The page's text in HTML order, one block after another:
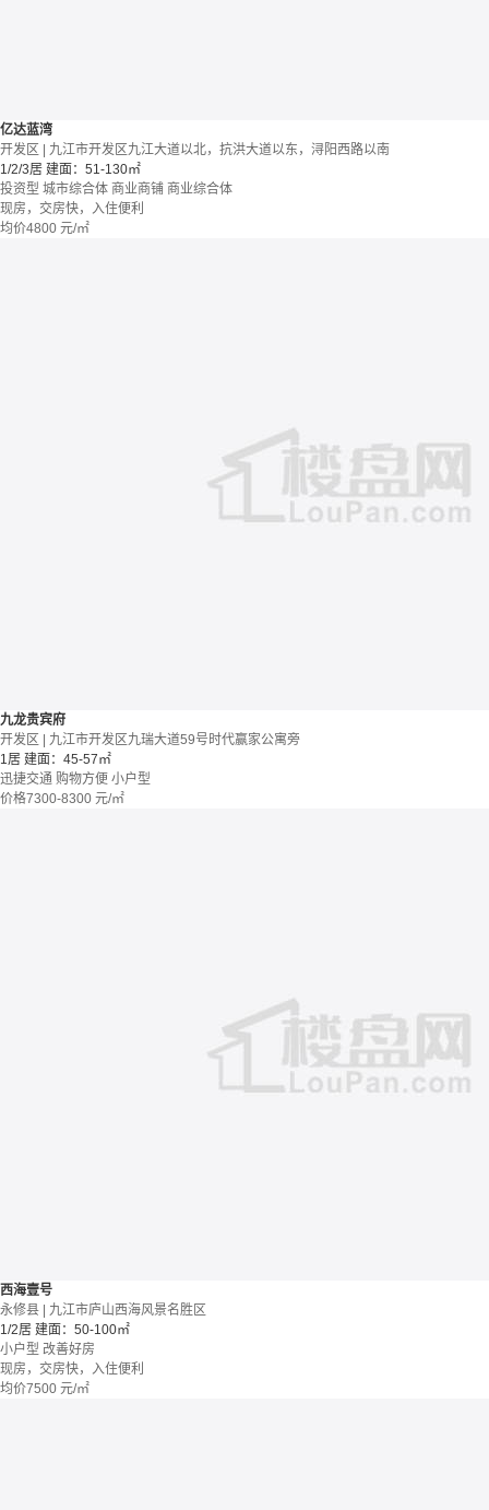
亿达蓝湾
开发区 | 九江市开发区九江大道以北，抗洪大道以东，浔阳西路以南
1/2/3居 建面：51-130㎡
投资型 城市综合体 商业商铺 商业综合体
现房，交房快，入住便利
均价4800 元/㎡
九龙贵宾府
开发区 | 九江市开发区九瑞大道59号时代赢家公寓旁
1居 建面：45-57㎡
迅捷交通 购物方便 小户型
价格7300-8300 元/㎡
西海壹号
永修县 | 九江市庐山西海风景名胜区
1/2居 建面：50-100㎡
小户型 改善好房
现房，交房快，入住便利
均价7500 元/㎡